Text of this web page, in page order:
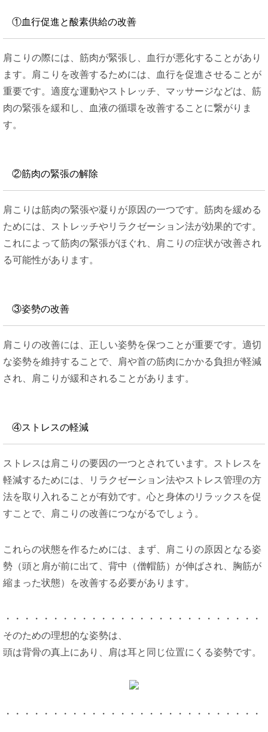
①血行促進と酸素供給の改善
肩こりの際には、筋肉が緊張し、血行が悪化することがあり
ます。肩こりを改善するためには、血行を促進させることが
重要です。適度な運動やストレッチ、マッサージなどは、筋
肉の緊張を緩和し、血液の循環を改善することに繋がりま
す。
②筋肉の緊張の解除
肩こりは筋肉の緊張や凝りが原因の一つです。筋肉を緩める
ためには、ストレッチやリラクゼーション法が効果的です。
これによって筋肉の緊張がほぐれ、肩こりの症状が改善され
る可能性があります。
③姿勢の改善
肩こりの改善には、正しい姿勢を保つことが重要です。適切
な姿勢を維持することで、肩や首の筋肉にかかる負担が軽減
され、肩こりが緩和されることがあります。
④ストレスの軽減
ストレスは肩こりの要因の一つとされています。ストレスを
軽減するためには、リラクゼーション法やストレス管理の方
法を取り入れることが有効です。心と身体のリラックスを促
すことで、肩こりの改善につながるでしょう。
これらの状態を作るためには、まず、肩こりの原因となる姿
勢（頭と肩が前に出て、背中（僧帽筋）が伸ばされ、胸筋が
縮まった状態）を改善する必要があります。
・・・・・・・・・・・・・・・・・・・・・・・・・・・
そのための理想的な姿勢は、
頭は背骨の真上にあり、肩は耳と同じ位置にくる姿勢です。
・・・・・・・・・・・・・・・・・・・・・・・・・・・